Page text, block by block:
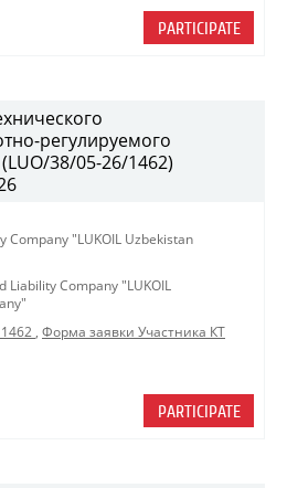
PARTICIPATE
регулируемого
38/05-26/1462)
Company "LUKOIL Uzbekistan
Liability Company "LUKOIL
, Форма заявки Участника КТ
PARTICIPATE